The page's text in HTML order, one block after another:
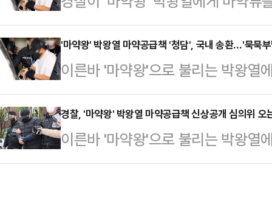
다. 그러나 경찰이 관련 증거를 제
보인다.최씨…
터 알았냐", "혐의 어떤 것을 인정했
한 채 호송차로 향했다.최씨의 구
씨는 경찰 조사에서 별건의 다른 마
심 수사 대상인 박왕…
구속영장을 신청한다.경기남부경
에서 강제 송환된 최씨를 상대로 2
다.텔레그램에서 ‘청담’ 혹은 ‘청
년부터 필로폰 22kg 등 총 100억
유통한 혐의를 받고 있다. 최씨는
에 거액의 부동산을 소유하고 슈퍼
로 드러났다.…
'마약왕' 박왕열 마약공급책 '청담', 국내 송환…'묵묵
이른바 '마약왕'으로 불리는 박왕열
받는 최모(51)씨가 1일 태국에서
에서 '청담' '청담사장' 등 활동명을
으로 인천국제공항에 도착했다.흰
한 최씨는 공항 도착 약 30분 뒤 입
경찰, '마약왕' 박왕열 마약공급책 신상공개 심의위 오
이른바 '마약왕'으로 불리는 박왕열
받는 최모(51)씨의 신상 공개 여부